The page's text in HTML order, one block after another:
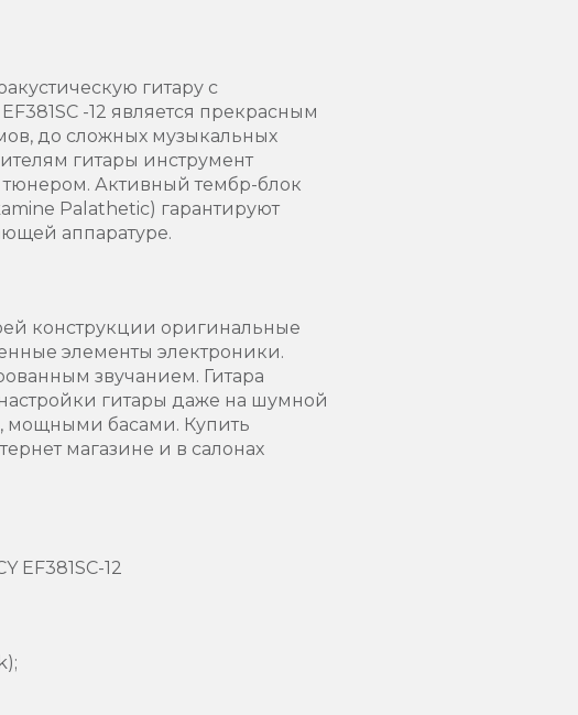
гитару с
-12 является прекрасным
до сложных музыкальных
гитары инструмент
Активный тембр-блок
Palathetic) гарантируют
аппаратуре.
конструкции оригинальные
элементы электроники.
звучанием. Гитара
гитары даже на шумной
мощными басами. Купить
магазине и в салонах
EF381SC-12